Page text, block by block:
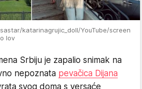
katarinagrujic_doll/YouTube/screen
lov
Srbiju je zapalio snimak na
nepoznata pevačica Dijana
svog doma s versaće